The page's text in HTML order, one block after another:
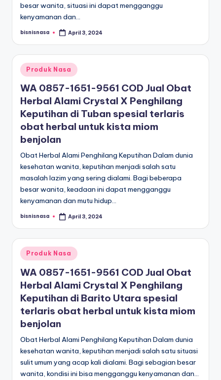
besar wanita, situasi ini dapat mengganggu
kenyamanan dan…
Posted
bisnisnasa April 3, 2024
Posted
in
Produk Nasa
WA 0857-1651-9561 COD Jual Obat
Herbal Alami Crystal X Penghilang
Keputihan di Tuban spesial terlaris
obat herbal untuk kista miom
benjolan
Obat Herbal Alami Penghilang Keputihan Dalam dunia
kesehatan wanita, keputihan menjadi salah satu
masalah lazim yang sering dialami. Bagi beberapa
besar wanita, keadaan ini dapat mengganggu
kenyamanan dan mutu hidup…
Posted
bisnisnasa April 3, 2024
Posted
in
Produk Nasa
WA 0857-1651-9561 COD Jual Obat
Herbal Alami Crystal X Penghilang
Keputihan di Barito Utara spesial
terlaris obat herbal untuk kista miom
benjolan
Obat Herbal Alami Penghilang Keputihan Dalam dunia
kesehatan wanita, keputihan menjadi salah satu situasi
sulit umum yang acap kali dialami. Bagi sebagian besar
wanita, kondisi ini bisa mengganggu kenyamanan dan…